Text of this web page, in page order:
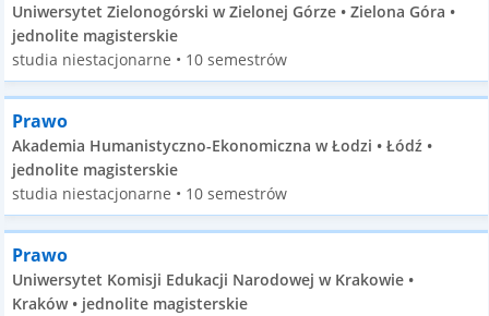
Uniwersytet Zielonogórski w Zielonej Górze • Zielona Góra •
jednolite magisterskie
studia niestacjonarne • 10 semestrów
Prawo
Akademia Humanistyczno-Ekonomiczna w Łodzi • Łódź •
jednolite magisterskie
studia niestacjonarne • 10 semestrów
Prawo
Uniwersytet Komisji Edukacji Narodowej w Krakowie •
Kraków • jednolite magisterskie